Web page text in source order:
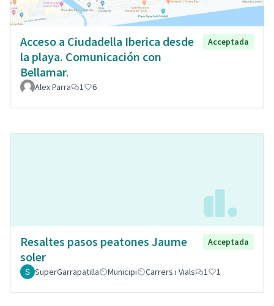
Acceso a Ciudadella Iberica desde
la playa. Comunicación con
Bellamar.
Acceptada
Alex Parra 1 6
Resaltes pasos peatones Jaume
soler
Acceptada
SuperGarrapatilla Municipi Carrers i Vials 1 1